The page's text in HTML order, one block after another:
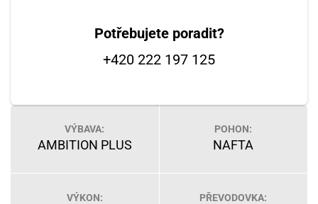
Potřebujete poradit?
+420 222 197 125
VÝBAVA:
AMBITION PLUS
POHON:
NAFTA
VÝKON: PŘEVODOVKA: